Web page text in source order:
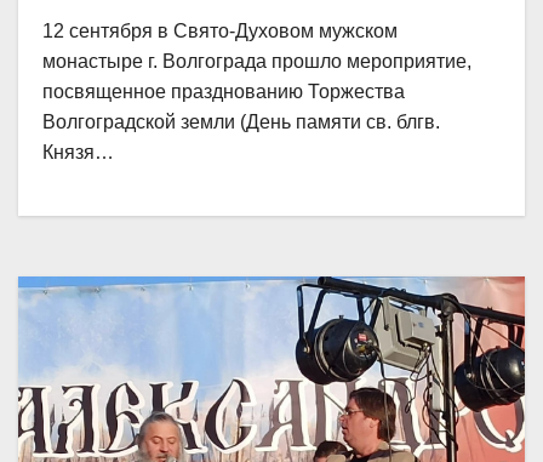
12 сентября в Свято-Духовом мужском
монастыре г. Волгограда прошло мероприятие,
посвященное празднованию Торжества
Волгоградской земли (День памяти св. блгв.
Князя…